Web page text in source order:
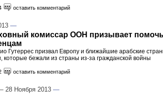
оставить комментарий
—
комиссар ООН призывает
Гутеррес призвал Европу и ближайшие арабские
которые бежали из страны из-за гражданской войны
оставить комментарий
Ноября 2013 —